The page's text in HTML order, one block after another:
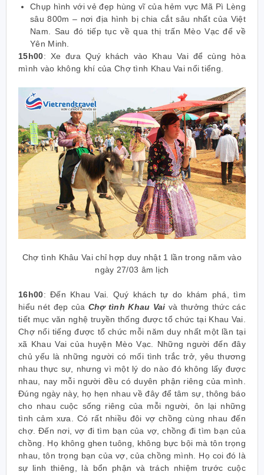
Chụp hình với vẻ đẹp hùng vĩ của hẻm vực Mã Pì Lèng
sâu 800m – nơi địa hình bị chia cắt sâu nhất của Việt
Nam. Sau đó tiếp tục về qua thị trấn Mèo Vạc để về
Yên Minh.
15h00: Xe đưa Quý khách vào Khau Vai để cùng hòa
mình vào không khí của Chợ tình Khau Vai nổi tiểng.
Chợ tình Khâu Vai chỉ hợp duy nhật 1 lần trong năm vào
ngày 27/03 âm lịch
16h00: Đến Khau Vai. Quý khách tự do khám phá, tìm
hiểu nét đẹp của Chợ tình Khau Vai và thưởng thức các
tiết mục văn nghệ truyền thống được tổ chức tại Khau Vai.
Chợ nổi tiếng được tổ chức mỗi năm duy nhất một lần tại
xã Khau Vai của huyện Mèo Vạc. Những người đến đây
chủ yếu là những người có mối tình trắc trở, yêu thương
nhau thực sự, nhưng vì một lý do nào đó không lấy được
nhau, nay mỗi người đều có duyên phận riêng của mình.
Đúng ngày này, họ hẹn nhau về đây để tâm sự, thông báo
cho nhau cuộc sống riêng của mỗi người, ôn lại những
tình cảm xưa. Có rất nhiều đôi vợ chồng cùng nhau đến
chợ. Đến nơi, vợ đi tìm bạn của vợ, chồng đi tìm bạn của
chồng. Họ không ghen tuông, không bực bội mà tôn trọng
nhau, tôn trọng bạn của vợ, của chồng mình. Họ coi đó là
sự linh thiêng, là bổn phận và trách nhiệm trước cuộc